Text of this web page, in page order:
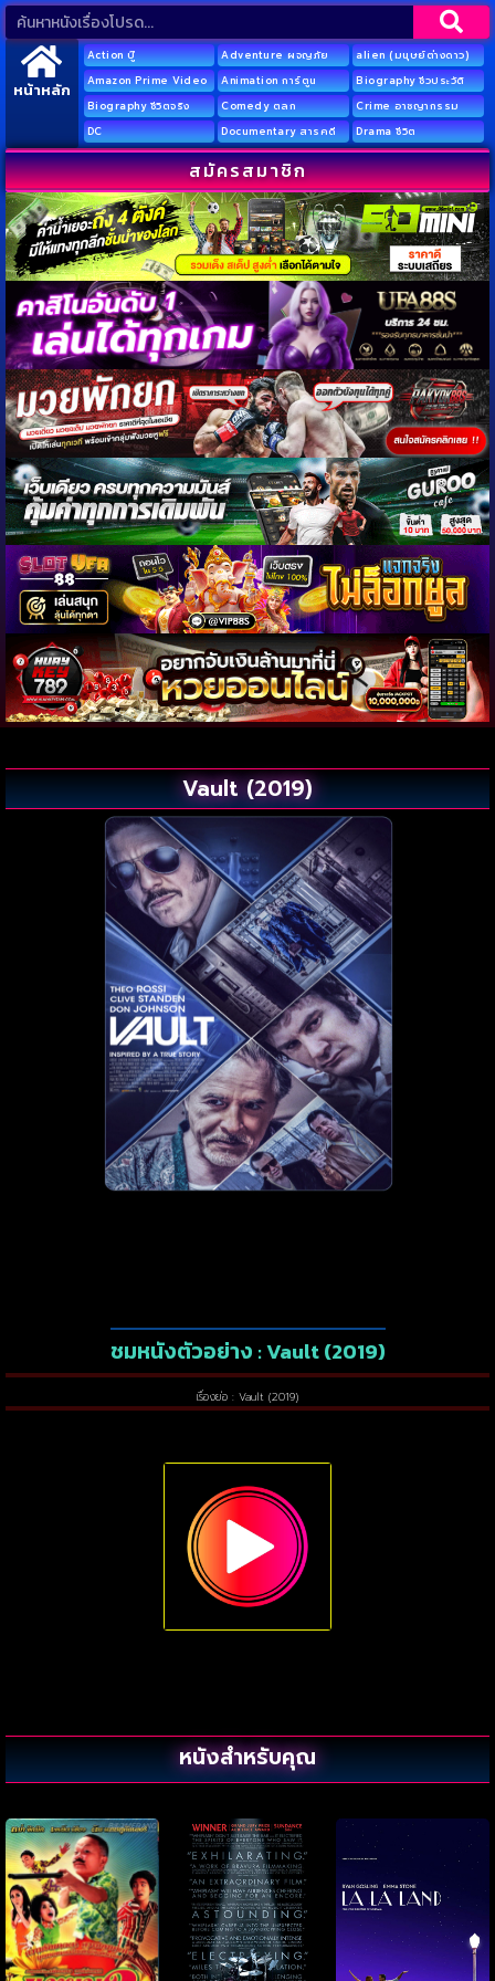
หน้าหลัก
Action บู๊ Adventure ผจญภัย
alien (มนุษย์ต่างดาว)
Amazon Prime Video
Animation การ์ตูน
Biography ชีวประวัติ
Biography ชีวิตจริง
Comedy ตลก
Crime อาชญากรรม
DC
Documentary สารคดี Drama ชีวิต
สมัครสมาชิก
Vault (2019)
ชมหนังตัวอย่าง : Vault (2019)
เรื่องย่อ : Vault (2019)
หนังสำหรับคุณ